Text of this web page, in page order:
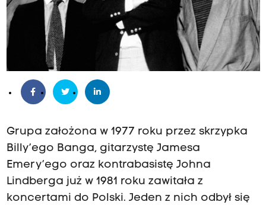
Grupa założona w 1977 roku przez skrzypka
Billy’ego Banga, gitarzystę Jamesa
Emery’ego oraz kontrabasistę Johna
Lindberga już w 1981 roku zawitała z
koncertami do Polski. Jeden z nich odbył się